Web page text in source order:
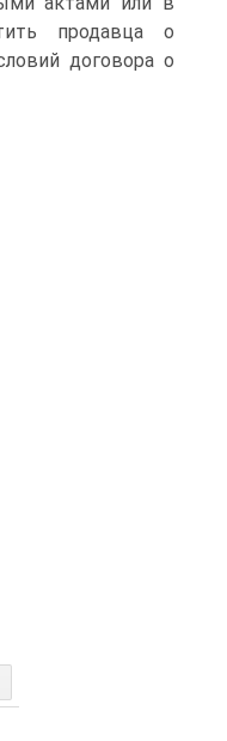
продавца о
договора о